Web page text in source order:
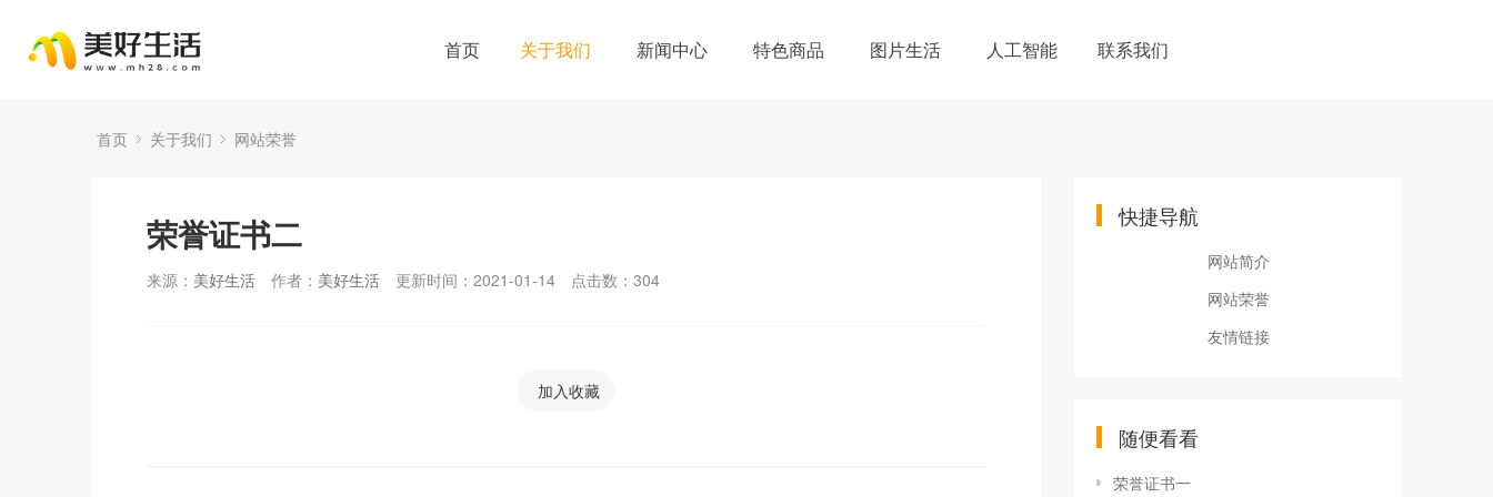
首页 关于我们 新闻中心 特色商品 图片生活 人工智能 联系我们
首页 关于我们 网站荣誉
荣誉证书二
来源： 美好生活 作者： 美好生活 更新时间：2021-01-14 点击数： 304
加入收藏
快捷导航
网站简介
网站荣誉
友情链接
随便看看
荣誉证书一